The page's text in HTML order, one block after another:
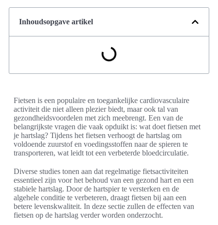
Inhoudsopgave artikel
Fietsen is een populaire en toegankelijke cardiovasculaire
activiteit die niet alleen plezier biedt, maar ook tal van
gezondheidsvoordelen met zich meebrengt. Een van de
belangrijkste vragen die vaak opduikt is: wat doet fietsen met
je hartslag? Tijdens het fietsen verhoogt de hartslag om
voldoende zuurstof en voedingsstoffen naar de spieren te
transporteren, wat leidt tot een verbeterde bloedcirculatie.
Diverse studies tonen aan dat regelmatige fietsactiviteiten
essentieel zijn voor het behoud van een gezond hart en een
stabiele hartslag. Door de hartspier te versterken en de
algehele conditie te verbeteren, draagt fietsen bij aan een
betere levenskwaliteit. In deze sectie zullen de effecten van
fietsen op de hartslag verder worden onderzocht.